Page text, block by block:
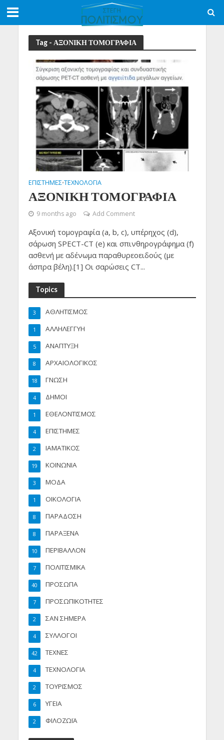
Tag - ΑΞΟΝΙΚΗ ΤΟΜΟΓΡΑΦΙΑ
ΕΠΙΣΤΗΜΕΣ•ΤΕΧΝΟΛΟΓΙΑ
ΑΞΟΝΙΚΗ ΤΟΜΟΓΡΑΦΙΑ
9 months ago Add Comment
Aξονική τομογραφία (a, b, c), υπέρηχος (d),
σάρωση SPECT-CT (e) και σπινθηρογράφημα (f)
ασθενή με αδένωμα παραθυρεοειδούς (με
άσπρα βέλη).[1] Οι σαρώσεις CT...
Topics
ΑΘΛΗΤΙΣΜΟΣ
3
ΑΛΛΗΛΕΓΓΥΗ
1
ΑΝΑΠΤΥΞΗ
5
ΑΡΧΑΙΟΛΟΓΙΚΟΣ
8
ΓΝΩΣΗ
18
ΔΗΜΟΙ
4
ΕΘΕΛΟΝΤΙΣΜΟΣ
1
ΕΠΙΣΤΗΜΕΣ
4
ΙΑΜΑΤΙΚΟΣ
2
ΚΟΙΝΩΝΙΑ
19
ΜΟΔΑ
3
ΟΙΚΟΛΟΓΙΑ
1
ΠΑΡΑΔΟΣΗ
8
ΠΑΡΑΞΕΝΑ
8
ΠΕΡΙΒΑΛΛΟΝ
10
ΠΟΛΙΤΙΣΜΙΚΑ
7
ΠΡΟΣΩΠΑ
40
ΠΡΟΣΩΠΙΚΟΤΗΤΕΣ
7
ΣΑΝ ΣΗΜΕΡΑ
2
ΣΥΛΛΟΓΟΙ
4
ΤΕΧΝΕΣ
42
ΤΕΧΝΟΛΟΓΙΑ
4
ΤΟΥΡΙΣΜΟΣ
2
ΥΓΕΙΑ
6
ΦΙΛΟΖΩΪΑ
2